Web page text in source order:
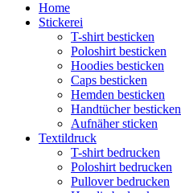
Home
Stickerei
T-shirt besticken
Poloshirt besticken
Hoodies besticken
Caps besticken
Hemden besticken
Handtücher besticken
Aufnäher sticken
Textildruck
T-shirt bedrucken
Poloshirt bedrucken
Pullover bedrucken